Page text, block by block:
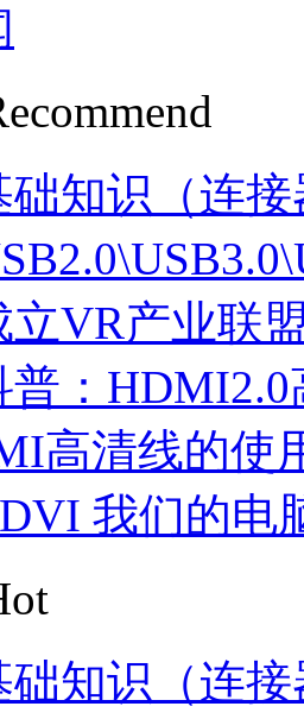
础知识（连
立VR产业联
普：
高清线的使
我们的电
础知识（连